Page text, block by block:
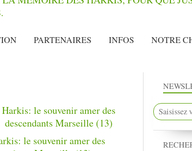
PARTENAIRES INFOS NOTRE
PRESSE
Harkis: le souvenir amer des
descendants Marseille (13)